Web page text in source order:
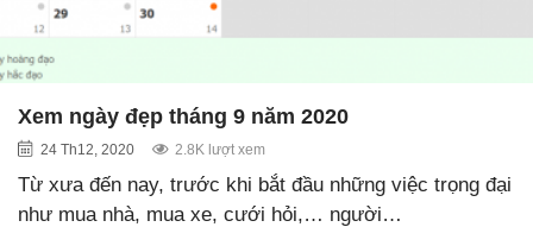
Xem ngày đẹp tháng 9 năm 2020
24 Th12, 2020 2.8K lượt xem
Từ xưa đến nay, trước khi bắt đầu những việc trọng đại
như mua nhà, mua xe, cưới hỏi,… người…